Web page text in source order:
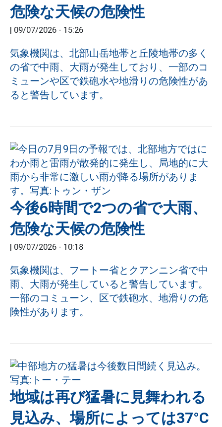
危険な天候の危険性
| 09/07/2026 - 15:26
気象機関は、北部山岳地帯と丘陵地帯の多く
の省で中雨、大雨が発生しており、一部のコ
ミューンや区で鉄砲水や地滑りの危険性があ
ると警告しています。
今後6時間で2つの省で大雨、
危険な天候の危険性
| 09/07/2026 - 10:18
気象機関は、フートー省とクアンニン省で中
雨、大雨が発生していると警告しています。
一部のコミューン、区で鉄砲水、地滑りの危
険性があります。
地域は再び猛暑に見舞われる
見込み、場所によっては37°C